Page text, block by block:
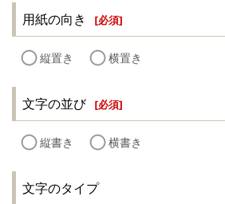
用紙の向き [必須]
縦置き 横置き
文字の並び [必須]
縦書き 横書き
文字のタイプ